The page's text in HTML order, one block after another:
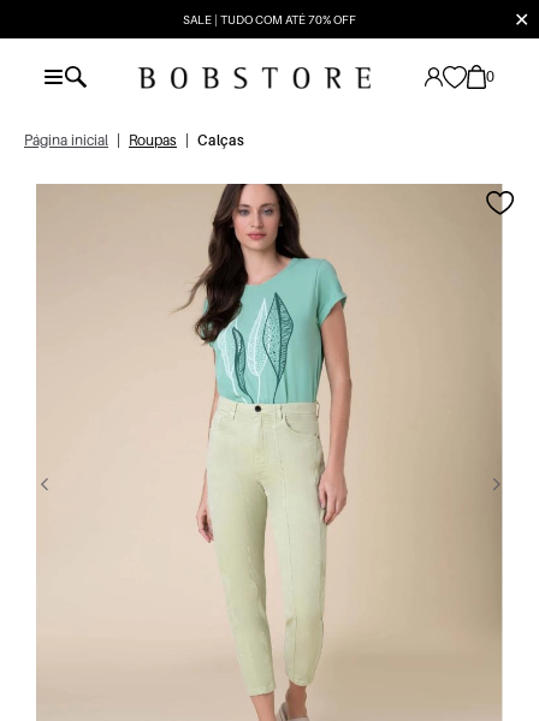
SALE | TUDO COM ATÉ 70% OFF ✕
0
Página inicial Roupas Calças